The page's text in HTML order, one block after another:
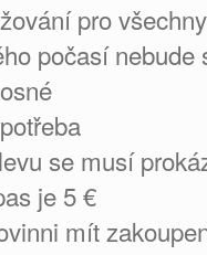
pro
počasí nebude
se musí
je 5 €
mít